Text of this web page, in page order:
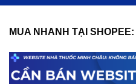
MUA NHANH TẠI SHOPEE: